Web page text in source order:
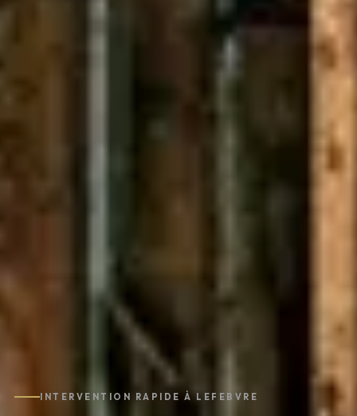
INTERVENTION RAPIDE À LEFEBVRE